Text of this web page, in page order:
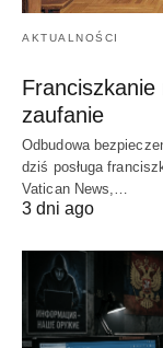
AKTUALNOŚCI
zaufanie
Odbudowa
dziś posługa
Vatican News,…
3 dni ago